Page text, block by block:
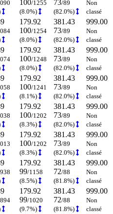
100/1255
(8.0%)
73/89
(82.0%)
Non
classé
179.92
100/1254
(8.0%)
381.43
73/89
(82.0%)
999.00
Non
classé
179.92
100/1248
(8.0%)
381.43
73/89
(82.0%)
999.00
Non
classé
179.92
100/1241
(8.1%)
381.43
73/89
(82.0%)
999.00
Non
classé
179.92
100/1202
(8.3%)
381.43
73/89
(82.0%)
999.00
Non
classé
179.92
100/1202
(8.3%)
381.43
73/89
(82.0%)
999.00
Non
classé
179.92
99/1158
(8.5%)
381.43
72/88
(81.8%)
999.00
Non
classé
179.92
99/1020
(9.7%)
381.43
72/88
(81.8%)
999.00
Non
classé